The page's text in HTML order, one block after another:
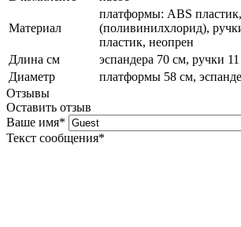
Материал
платформы: ABS
(поливинилхлорид),
пластик, неопрен
Длина см
эспандера 70 см, ручки
Диаметр
платформы 58 см,
Отзывы
Оставить отзыв
Ваше имя*
Текст сообщения*